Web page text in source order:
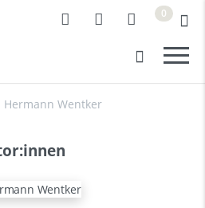
0
Hermann Wentker